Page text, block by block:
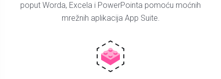
poput Worda, Excela i PowerPointa pomoću moćnih
mrežnih aplikacija App Suite.